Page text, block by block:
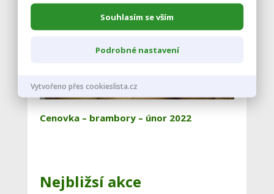
Cenovka – brambory – únor 2022
Nejbližsí akce
Souhlasím se vším
Podrobné nastavení
Vytvořeno přes cookieslista.cz